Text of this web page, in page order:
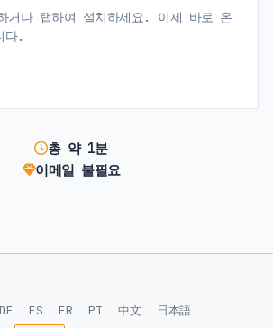
거나 탭하여 설치하세요. 이제 바로 온
다.
총 약 1분
이메일 불필요
DE ES FR PT 中文
日本語